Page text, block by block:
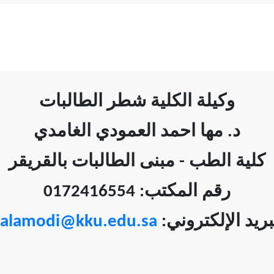
وكيلة الكلية شطر الطالبات
د. مها احمد العمودي الغامدي
كلية الطب - مبنى الطالبات بالقريقر
رقم المكتب: 0172416554